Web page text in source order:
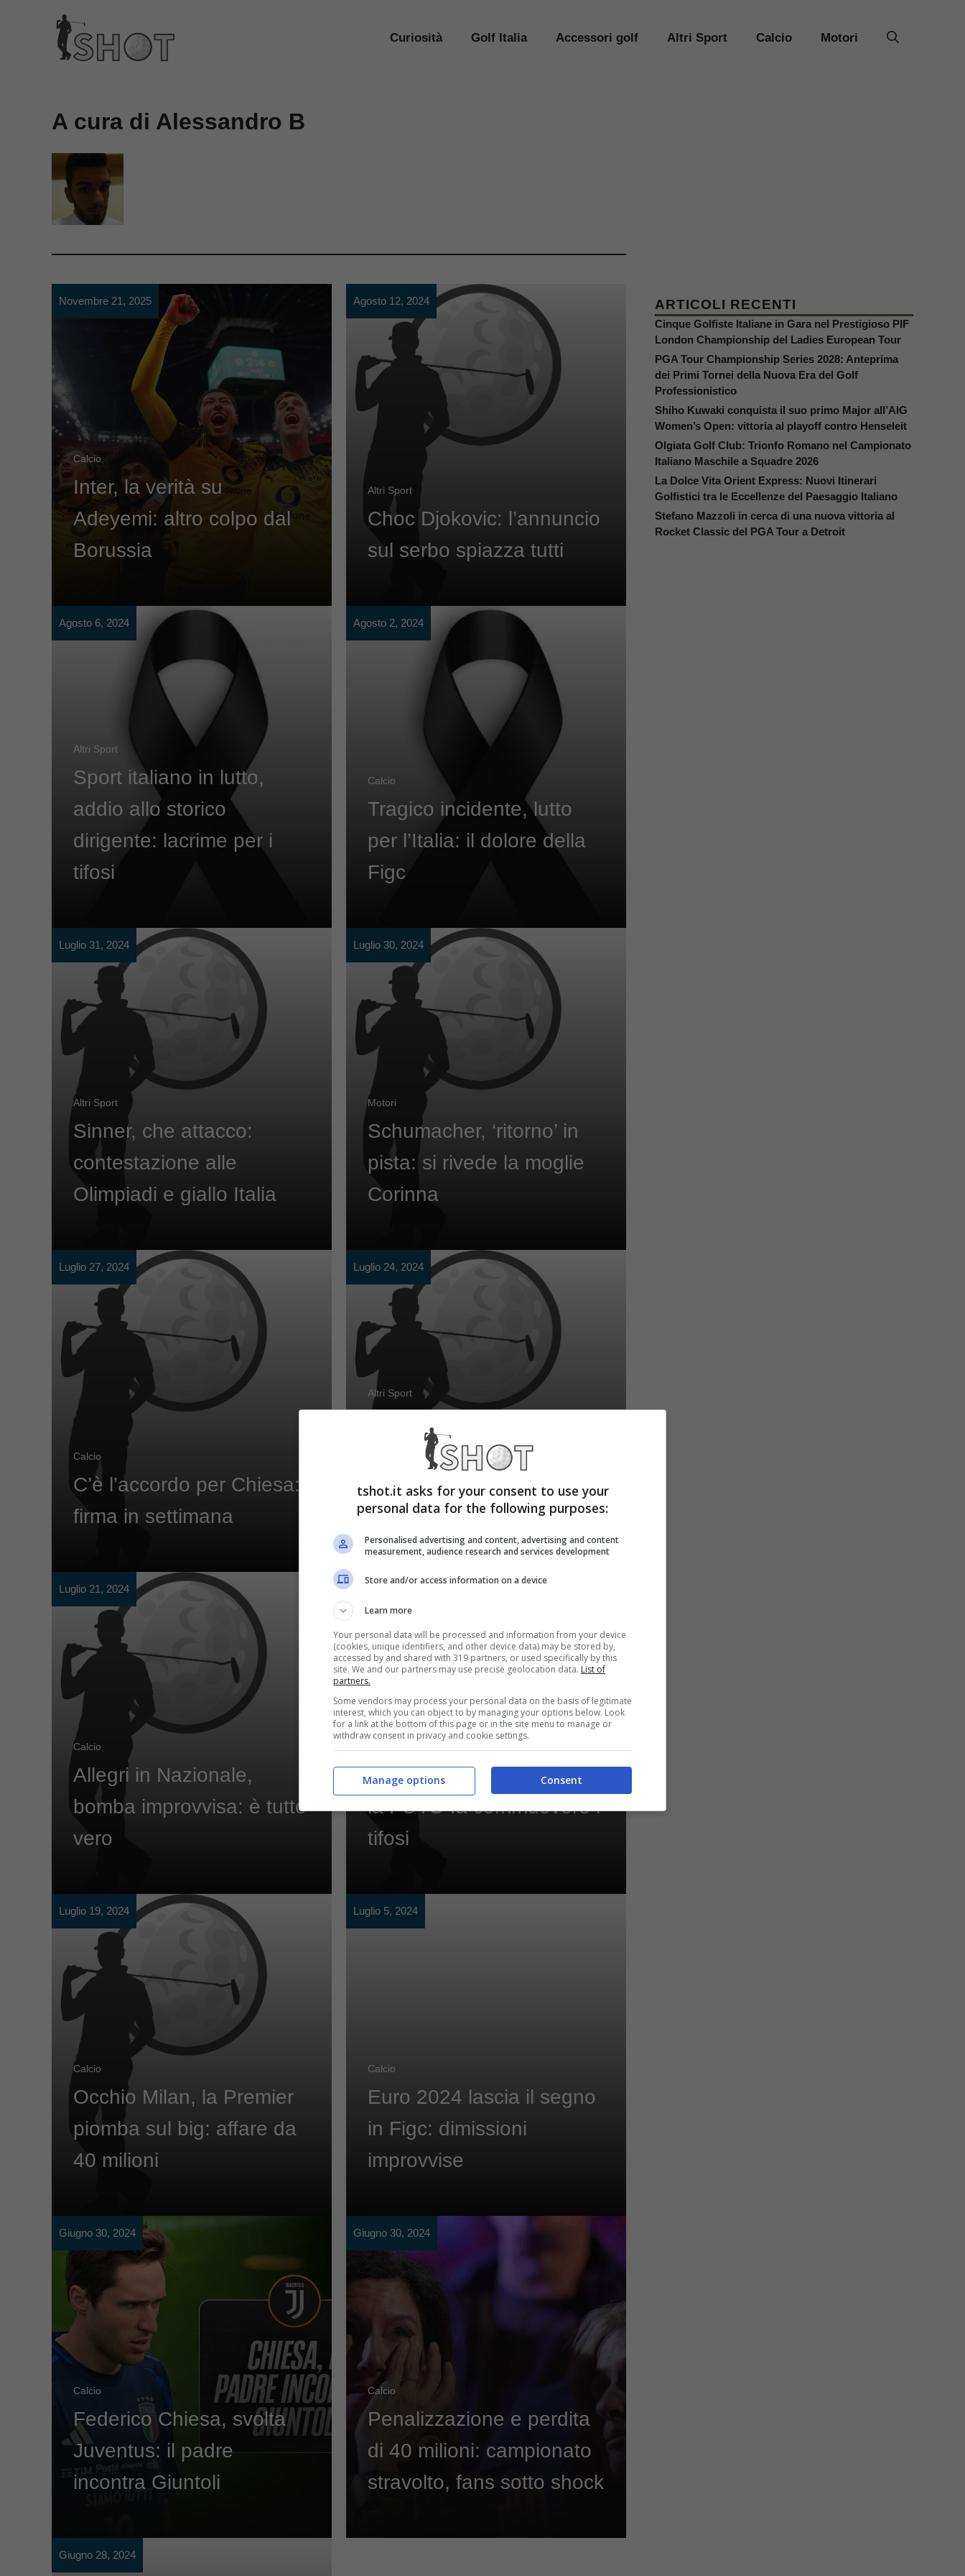
contenuto
Curiosità Golf Italia Accessori golf Altri Sport Calcio Motori
A cura di Alessandro B
Novembre 21, 2025
Calcio
Inter, la verità su
Adeyemi: altro colpo dal
Borussia
Agosto 12, 2024
Altri Sport
Choc Djokovic: l’annuncio
sul serbo spiazza tutti
Agosto 6, 2024
Altri Sport
Sport italiano in lutto,
addio allo storico
dirigente: lacrime per i
tifosi
Agosto 2, 2024
Calcio
Tragico incidente, lutto
per l’Italia: il dolore della
Figc
Luglio 31, 2024
Altri Sport
Sinner, che attacco:
contestazione alle
Olimpiadi e giallo Italia
Luglio 30, 2024
Motori
Schumacher, ‘ritorno’ in
pista: si rivede la moglie
Corinna
Luglio 27, 2024
Calcio
C’è l’accordo per Chiesa:
firma in settimana
Luglio 24, 2024
Altri Sport
Alcaraz, sentenza
inappellabile: “Vuoto
abissale”
Luglio 21, 2024
Calcio
Allegri in Nazionale,
bomba improvvisa: è tutto
vero
Lacrime per Alex Zanardi:
la FOTO fa commuovere i
tifosi
Luglio 19, 2024
Calcio
Occhio Milan, la Premier
piomba sul big: affare da
40 milioni
Luglio 5, 2024
Calcio
Euro 2024 lascia il segno
in Figc: dimissioni
improvvise
Giugno 30, 2024
Calcio
Federico Chiesa, svolta
Juventus: il padre
incontra Giuntoli
Giugno 30, 2024
Calcio
Penalizzazione e perdita
di 40 milioni: campionato
stravolto, fans sotto shock
Giugno 28, 2024
ARTICOLI RECENTI
Cinque Golfiste Italiane in Gara nel Prestigioso PIF
London Championship del Ladies European Tour
PGA Tour Championship Series 2028: Anteprima
dei Primi Tornei della Nuova Era del Golf
Professionistico
Shiho Kuwaki conquista il suo primo Major all’AIG
Women’s Open: vittoria al playoff contro Henseleit
Olgiata Golf Club: Trionfo Romano nel Campionato
Italiano Maschile a Squadre 2026
La Dolce Vita Orient Express: Nuovi Itinerari
Golfistici tra le Eccellenze del Paesaggio Italiano
Stefano Mazzoli in cerca di una nuova vittoria al
Rocket Classic del PGA Tour a Detroit
tshot.it asks for your consent to use your
personal data for the following purposes:
Personalised advertising and content, advertising and content
measurement, audience research and services development
Store and/or access information on a device
Learn more
Your personal data will be processed and information from your device
(cookies, unique identifiers, and other device data) may be stored by,
accessed by and shared with 319 partners, or used specifically by this
site. We and our partners may use precise geolocation data. List of
partners.
Some vendors may process your personal data on the basis of legitimate
interest, which you can object to by managing your options below. Look
for a link at the bottom of this page or in the site menu to manage or
withdraw consent in privacy and cookie settings.
Consent
Manage options